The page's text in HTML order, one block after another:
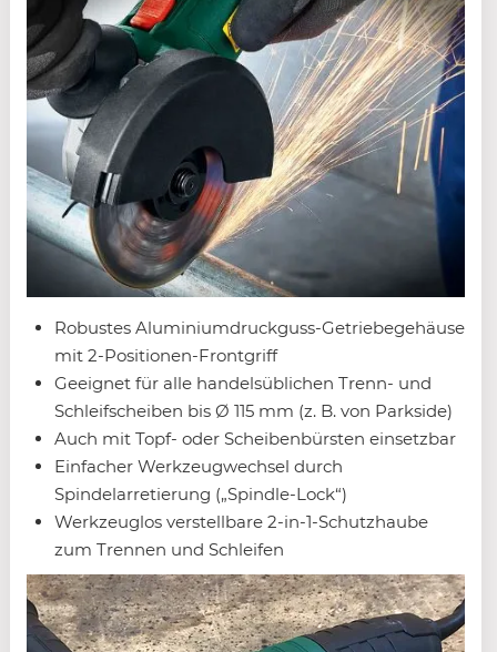
Robustes Aluminiumdruckguss-Getriebegehäuse
mit 2-Positionen-Frontgriff
Geeignet für alle handelsüblichen Trenn- und
Schleifscheiben bis Ø 115 mm (z. B. von Parkside)
Auch mit Topf- oder Scheibenbürsten einsetzbar
Einfacher Werkzeugwechsel durch
Spindelarretierung („Spindle-Lock“)
Werkzeuglos verstellbare 2-in-1-Schutzhaube
zum Trennen und Schleifen